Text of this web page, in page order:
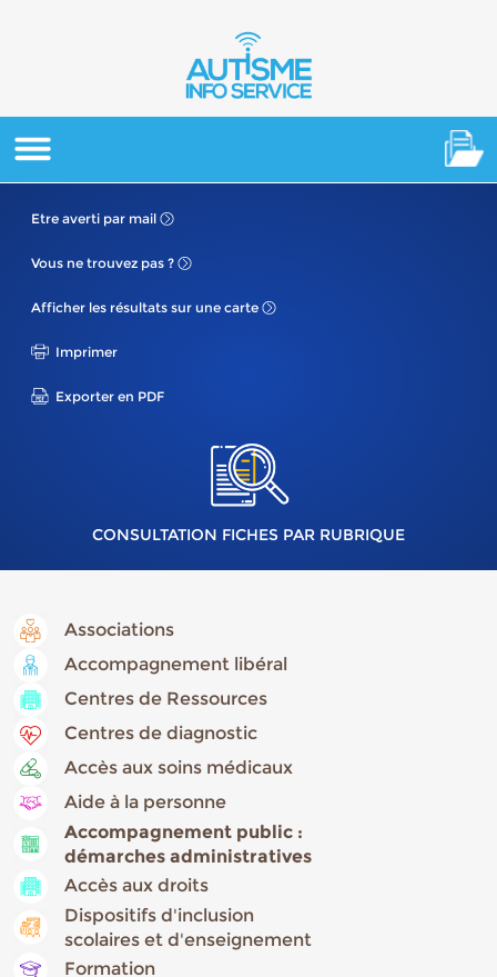
Etre averti par mail
Vous ne trouvez pas ?
Afficher les résultats sur une carte
Imprimer
Exporter en PDF
CONSULTATION FICHES PAR RUBRIQUE
Associations
Accompagnement libéral
Centres de Ressources
Centres de diagnostic
Accès aux soins médicaux
Aide à la personne
Accompagnement public :
démarches administratives
Accès aux droits
Dispositifs d'inclusion
scolaires et d'enseignement
Formation